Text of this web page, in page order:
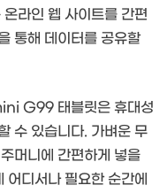
라인 웹 사이트를 간편
통해 데이터를 공유할
G99 태블릿은 휴대성
수 있습니다. 가벼운 무
머니에 간편하게 넣을
디서나 필요한 순간에